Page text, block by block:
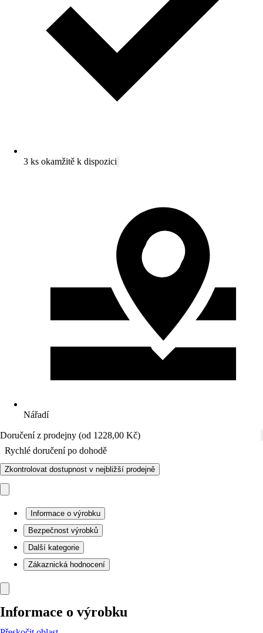
3 ks okamžitě k dispozici
Nářadí
Doručení z prodejny (od 1228,00 Kč)
Rychlé doručení po dohodě
Zkontrolovat dostupnost v nejbližší prodejně
Informace o výrobku
Bezpečnost výrobků
Další kategorie
Zákaznická hodnocení
Informace o výrobku